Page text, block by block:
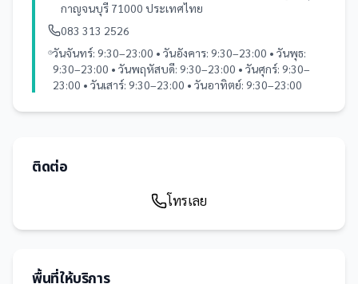
กาญจนบุรี 71000 ประเทศไทย
083 313 2526
วันจันทร์: 9:30–23:00 • วันอังคาร: 9:30–23:00 • วันพุธ:
9:30–23:00 • วันพฤหัสบดี: 9:30–23:00 • วันศุกร์: 9:30–
23:00 • วันเสาร์: 9:30–23:00 • วันอาทิตย์: 9:30–23:00
ติดต่อ
โทรเลย
พื้นที่ให้บริการ